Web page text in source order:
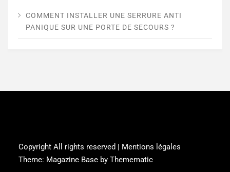
COMMENT INSTALLER UNE SERRURE ANTI
PANIQUE SUR UNE PORTE DE SECOURS ?
Copyright All rights reserved | Mentions légales
Theme: Magazine Base by Themematic